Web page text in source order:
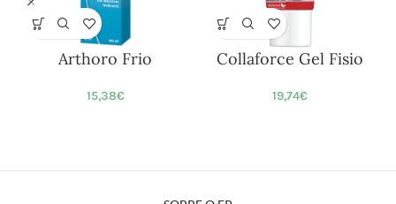
Arthoro Frio
15,38€
Collaforce Gel Fisio
19,74€